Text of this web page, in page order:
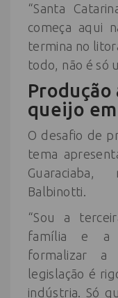
“Santa
começa aqui
termina no
todo, não é só
queijo
O desafio de
tema
Balbinotti.
“Sou a
família e a
formalizar a
legislação é
indústria. Só